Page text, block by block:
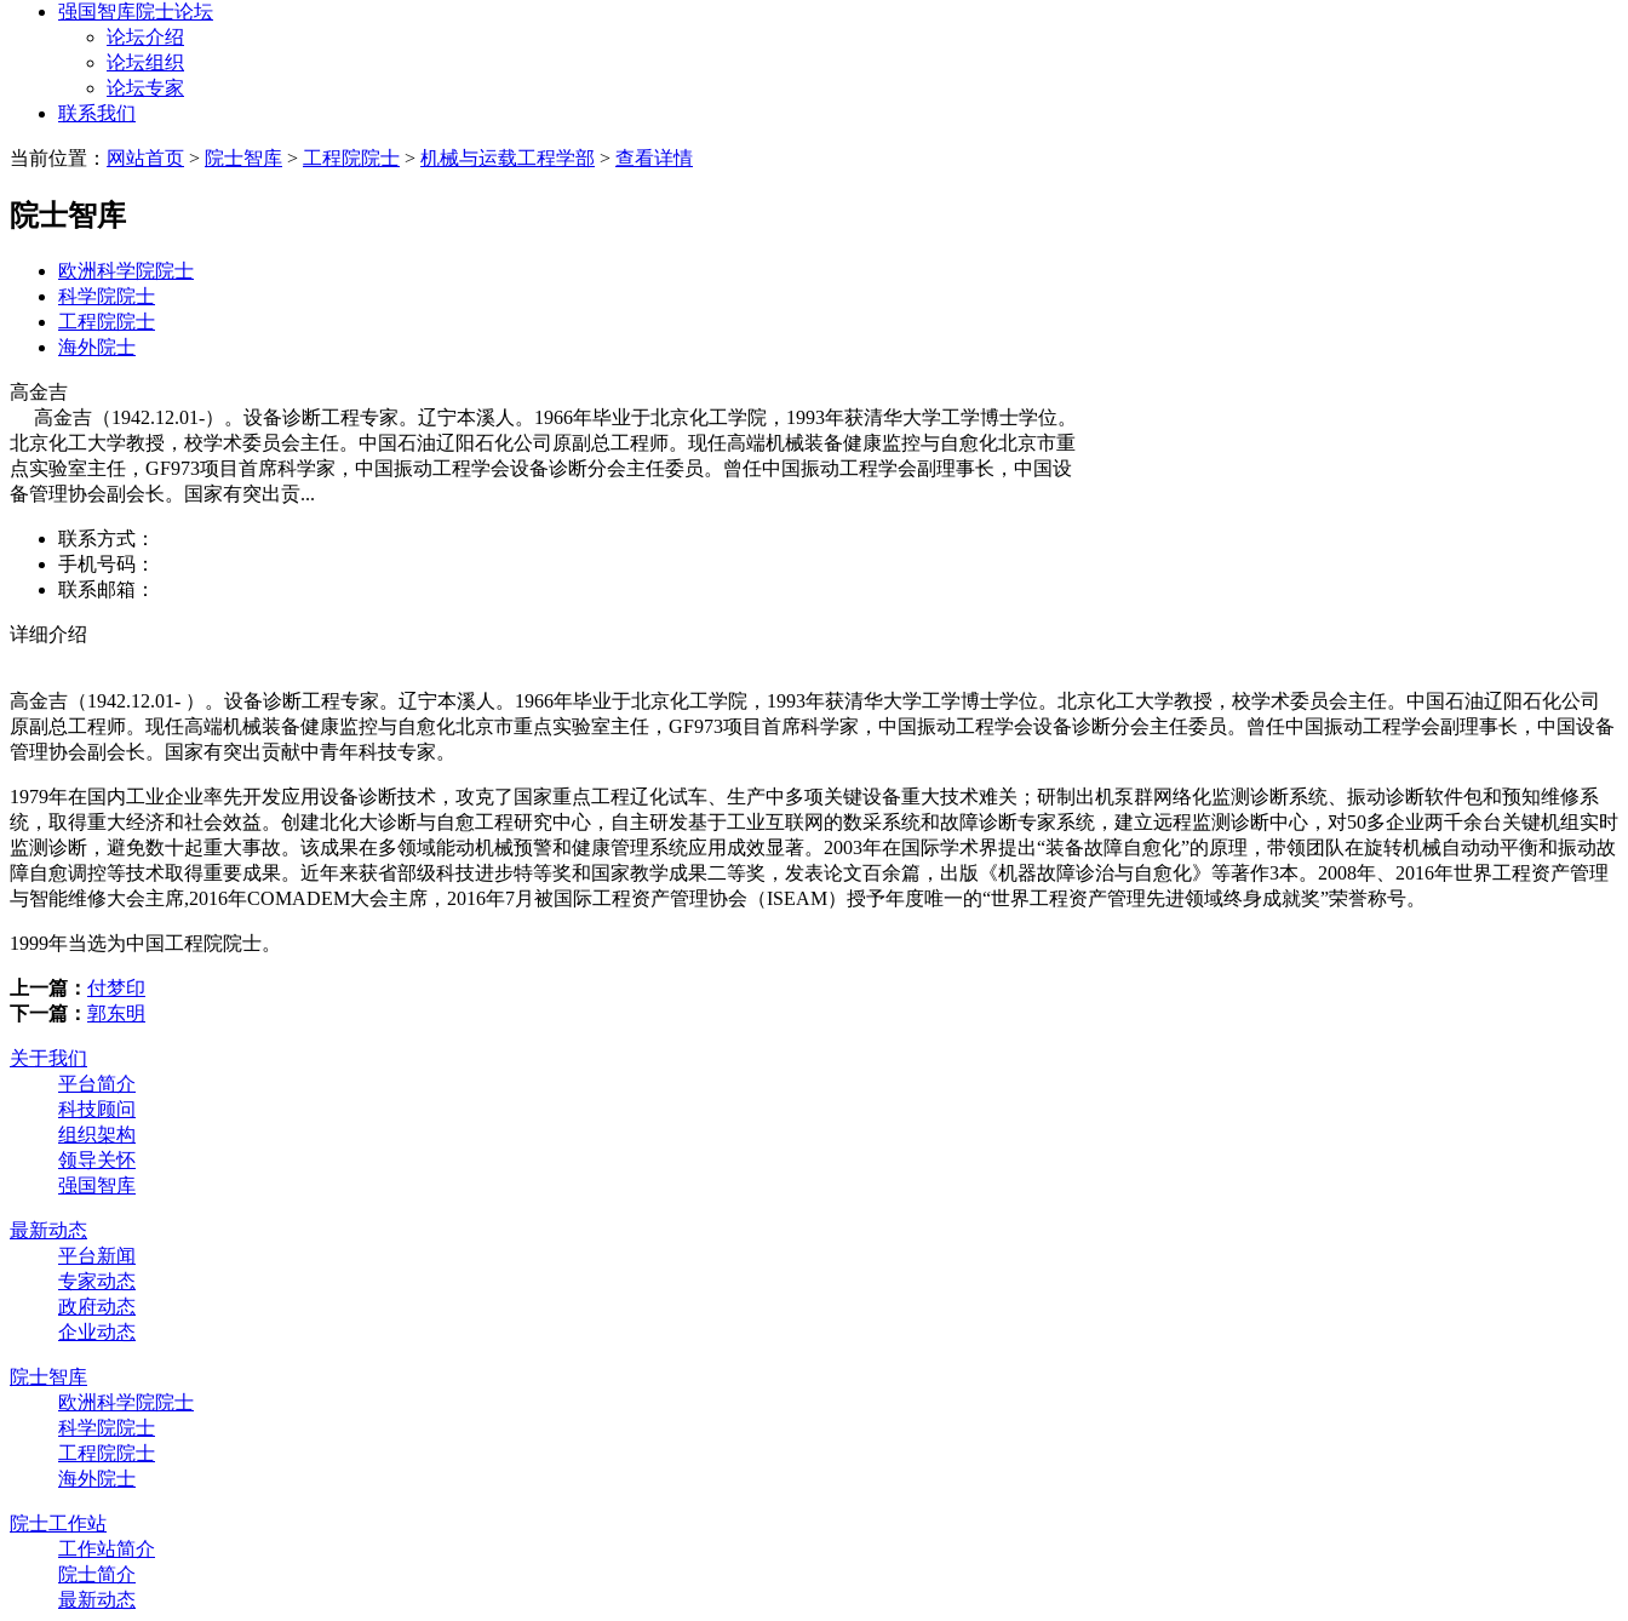
强国智库院士论坛
论坛介绍
论坛组织
论坛专家
联系我们
当前位置： 网站首页 > 院士智库 > 工程院院士 > 机械与运载工程学部 > 查看详情
院士智库
欧洲科学院院士
科学院院士
工程院院士
海外院士
高金吉
高金吉（1942.12.01-）。设备诊断工程专家。辽宁本溪人。1966年毕业于北京化工学院，1993年获清华大学工学博士学位。
北京化工大学教授，校学术委员会主任。中国石油辽阳石化公司原副总工程师。现任高端机械装备健康监控与自愈化北京市重
点实验室主任，GF973项目首席科学家，中国振动工程学会设备诊断分会主任委员。曾任中国振动工程学会副理事长，中国设
备管理协会副会长。国家有突出贡...
联系方式：
手机号码：
联系邮箱：
详细介绍
高金吉（1942.12.01- ）。设备诊断工程专家。辽宁本溪人。1966年毕业于北京化工学院，1993年获清华大学工学博士学位。北京化工大学教授，校学术委员会主任。中国石油辽阳石化公司
原副总工程师。现任高端机械装备健康监控与自愈化北京市重点实验室主任，GF973项目首席科学家，中国振动工程学会设备诊断分会主任委员。曾任中国振动工程学会副理事长，中国设备
管理协会副会长。国家有突出贡献中青年科技专家。
1979年在国内工业企业率先开发应用设备诊断技术，攻克了国家重点工程辽化试车、生产中多项关键设备重大技术难关；研制出机泵群网络化监测诊断系统、振动诊断软件包和预知维修系
统，取得重大经济和社会效益。创建北化大诊断与自愈工程研究中心，自主研发基于工业互联网的数采系统和故障诊断专家系统，建立远程监测诊断中心，对50多企业两千余台关键机组实时
监测诊断，避免数十起重大事故。该成果在多领域能动机械预警和健康管理系统应用成效显著。2003年在国际学术界提出“装备故障自愈化”的原理，带领团队在旋转机械自动动平衡和振动故
障自愈调控等技术取得重要成果。近年来获省部级科技进步特等奖和国家教学成果二等奖，发表论文百余篇，出版《机器故障诊治与自愈化》等著作3本。2008年、2016年世界工程资产管理
与智能维修大会主席,2016年COMADEM大会主席，2016年7月被国际工程资产管理协会（ISEAM）授予年度唯一的“世界工程资产管理先进领域终身成就奖”荣誉称号。
1999年当选为中国工程院院士。
上一篇： 付梦印
下一篇： 郭东明
关于我们
平台简介
科技顾问
组织架构
领导关怀
强国智库
最新动态
平台新闻
专家动态
政府动态
企业动态
院士智库
欧洲科学院院士
科学院院士
工程院院士
海外院士
院士工作站
工作站简介
院士简介
最新动态